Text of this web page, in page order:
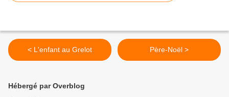
< L'enfant au Grelot Père-Noël >
Hébergé par Overblog